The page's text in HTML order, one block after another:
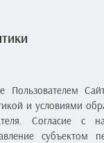
Пользователем
и условиями
Согласие с
субъектом